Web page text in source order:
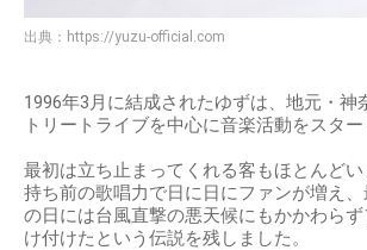
出典： https://yuzu-official.com
1996年3月に結成されたゆずは、地元・神
トリートライブを中心に音楽活動をスター
最初は立ち止まってくれる客もほとんどい
持ち前の歌唱力で日に日にファンが増え
の日には台風直撃の悪天候にもかかわら
け付けたという伝説を残しました。